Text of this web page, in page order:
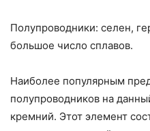
Полупроводники: селен,
большое число сплавов.
Наиболее популярным
полупроводников на
кремний. Этот элемент